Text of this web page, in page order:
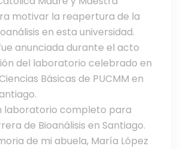
motivar la reapertura de la
en esta universidad.
anunciada durante el acto
del laboratorio celebrado en
Básicas de PUCMM en
laboratorio completo para
de Bioanálisis en Santiago.
de mi abuela, María López